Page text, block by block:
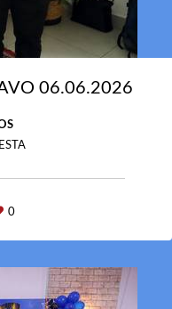
06.06.2026
0